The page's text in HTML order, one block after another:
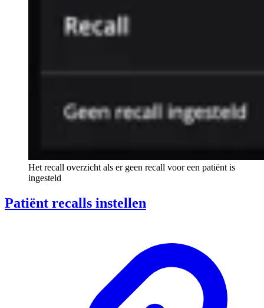
Het recall overzicht als er geen recall voor een patiënt is
ingesteld
Patiënt recalls instellen